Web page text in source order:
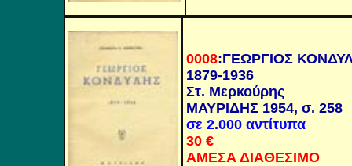
0008:ΓΕΩΡΓΙΟΣ
1879-1936
Στ. Μερκούρης
ΜΑΥΡΙΔΗΣ 1954, σ. 258
σε 2.000 αντίτυπα
30€
ΑΜΕΣΑ ΔΙΑΘΕΣΙΜΟ